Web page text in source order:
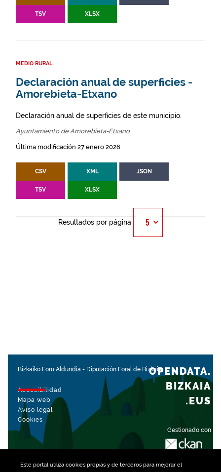
Este portal utiliza cookiespropias y de terceros para mejorar el
TSV XLSX
MEDIO RURAL
Declaración anual de superficies -
Amorebieta-Etxano
Declaración anual de superficies de este municipio.
Ayuntamiento de Amorebieta-Etxano
Última modificación 27 enero 2026
CSV XML JSON
TSV XLSX
Resultados por página
Bizkaiko Foru Aldundia - Diputación Foral de Bizkaia
Accesibilidad
Mapa web
Aviso legal
Cookies
Gestionado con
OPENDATA.
BIZKAIA
.EUS